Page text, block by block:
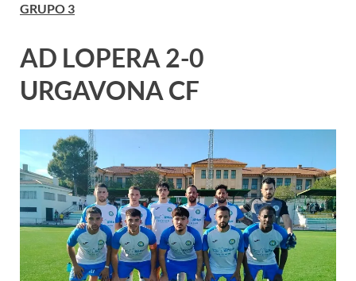
GRUPO 3
AD LOPERA 2-0
URGAVONA CF